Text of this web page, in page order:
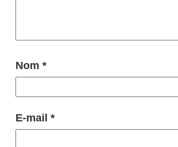
Nom *
E-mail *